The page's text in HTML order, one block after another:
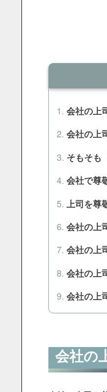
会社の上
会社の上
そもそも
会社で尊
上司を尊
会社の上
会社の上
会社の上
会社の上
会社の